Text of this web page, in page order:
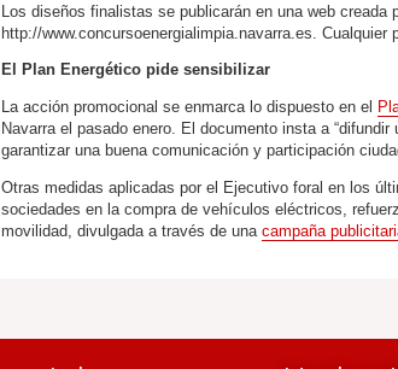
Los diseños finalistas se publicarán en una web
http://www.concursoenergialimpia.navarra.es.
El Plan Energético pide sensibilizar
La acción promocional se enmarca lo dispuesto en el
Navarra el pasado enero. El documento insta a
garantizar una buena comunicación y participación
Otras medidas aplicadas por el Ejecutivo foral en los
sociedades en la compra de vehículos eléctricos,
movilidad, divulgada a través de unacampaña